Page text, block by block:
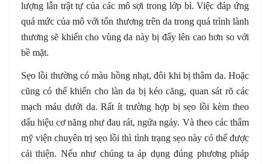
lượng lẫn trật tự của các mô sợi trong lớp bì. Việc đáp ứng
quá mức của mô với tổn thương trên da trong quá trình lành
thương sẽ khiến cho vùng da này bị đẩy lên cao hơn so với
bề mặt.
Sẹo lồi thường có màu hồng nhạt, đôi khi bị thâm da. Hoặc
cũng có thể khiến cho làn da bị kéo căng, quan sát rõ các
mạch máu dưới da. Rất ít trường hợp bị sẹo lồi kèm theo
dấu hiệu cơ năng như đau rát, ngứa ngáy. Và theo các thẩm
mỹ viện chuyên trị sẹo lồi thì tình trạng sẹo này có thể được
cải thiện. Nếu như chúng ta áp dụng đúng phương pháp